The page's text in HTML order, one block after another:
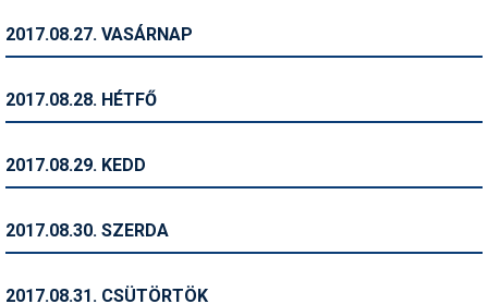
Utazási tippek
2017.08.27. VASÁRNAP
2017.08.28. HÉTFŐ
2017.08.29. KEDD
2017.08.30. SZERDA
2017.08.31. CSÜTÖRTÖK